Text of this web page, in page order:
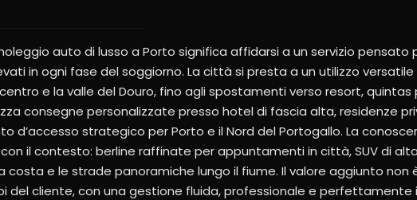
auto di lusso a Porto significa affidarsi a un servizio pensato
in ogni fase del soggiorno. La città si presta a un utilizzo versatile
e la valle del Douro, fino agli spostamenti verso resort,
consegne personalizzate presso hotel di fascia alta, residenze
d’accesso strategico per Porto e il Nord del Portogallo. La
il contesto: berline raffinate per appuntamenti in città, SUV di
costa e le strade panoramiche lungo il fiume. Il valore aggiunto
del cliente, con una gestione fluida, professionale e